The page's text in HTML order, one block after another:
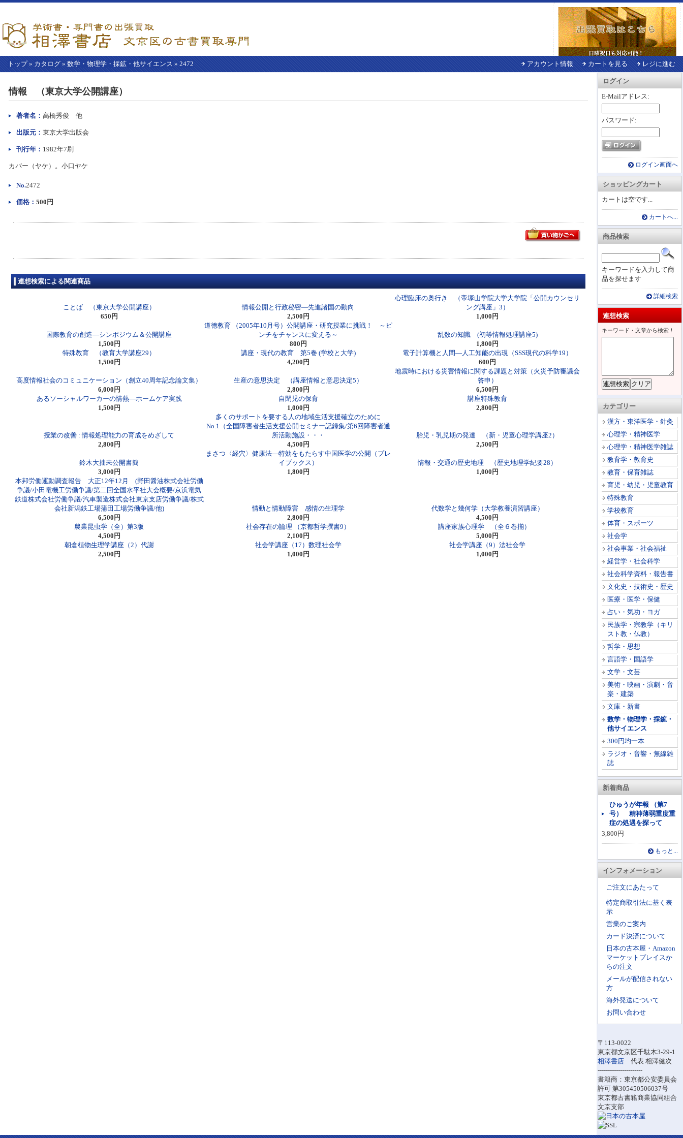
トップ» カタログ » 数学・物理学・採鉱・他サイエンス » 2472 アカウント情報 カートを見る レジに進む
ログイン
E-Mailアドレス:
パスワード:
ログイン画面へ
ショッピングカート
カートは空です...
カートへ...
商品検索
キーワードを入力して商
品を探せます
詳細検索
連想検索
キーワード・文章から検索！
カテゴリー
漢方・東洋医学・針灸
心理学・精神医学
心理学・精神医学雑誌
教育学・教育史
教育・保育雑誌
育児・幼児・児童教育
特殊教育
学校教育
体育・スポーツ
社会学
社会事業・社会福祉
経営学・社会科学
社会科学資料・報告書
文化史・技術史・歴史
医療・医学・保健
占い・気功・ヨガ
民族学・宗教学（キリ
スト教・仏教）
哲学・思想
言語学・国語学
文学・文芸
美術・映画・演劇・音
楽・建築
文庫・新書
数学・物理学・採鉱・
他サイエンス
300円均一本
ラジオ・音響・無線雑
誌
新着商品
ひゅうが年報 （第7
号） 精神薄弱重度重
症の処遇を探って
3,800円
もっと...
インフォメーション
ご注文にあたって
特定商取引法に基く表
示
営業のご案内
カード決済について
日本の古本屋・Amazon
マーケットプレイスか
らの注文
メールが配信されない
方
海外発送について
お問い合わせ
〒113-0022
東京都文京区千駄木3-29-1
相澤書店 代表 相澤健次
----------------------
書籍商：東京都公安委員会
許可 第305450506037号
東京都古書籍商業協同組合
文京支部
本
情報 （東京大学公開講座）
著者名： 高橋秀俊 他
出版元： 東京大学出版会
刊行年： 1982年7刷
カバー（ヤケ）。小口ヤケ
No.2472
価格： 500円
連想検索による関連商品
ことば （東京大学公開講座）
650円
情報公開と行政秘密―先進諸国の動向
2,500円
心理臨床の奥行き （帝塚山学院大学大学院「公開カウンセリ
ング講座」3）
1,000円
国際教育の創造―シンポジウム＆公開講座
1,500円
道徳教育 （2005年10月号）公開講座・研究授業に挑戦！ ～ピ
ンチをチャンスに変える～
800円
乱数の知識 (初等情報処理講座5)
1,800円
特殊教育 （教育大学講座29）
1,500円
講座・現代の教育 第5巻 (学校と大学)
4,200円
電子計算機と人間―人工知能の出現（SSS現代の科学19）
600円
高度情報社会のコミュニケーション（創立40周年記念論文集）
6,000円
生産の意思決定 （講座情報と意思決定5）
2,800円
地震時における災害情報に関する課題と対策（火災予防審議会
答申）
6,500円
あるソーシャルワーカーの情熱―ホームケア実践
1,500円
自閉児の保育
1,000円
講座特殊教育
2,800円
授業の改善 : 情報処理能力の育成をめざして
2,800円
多くのサポートを要する人の地域生活支援確立のために
No.1（全国障害者生活支援公開セミナー記録集/第6回障害者通
所活動施設・・・
4,500円
胎児・乳児期の発達 （新・児童心理学講座2）
2,500円
鈴木大拙未公開書簡
3,000円
まさつ〈経穴〉健康法―特効をもたらす中国医学の公開（プレ
イブックス）
1,800円
情報・交通の歴史地理 （歴史地理学紀要28）
1,000円
本邦労働運動調査報告 大正12年12月 (野田醤油株式会社労働
争議/小田電機工労働争議/第二回全国水平社大会概要/京浜電気
鉄道株式会社労働争議/汽車製造株式会社東京支店労働争議/株式
会社新潟鉄工場蒲田工場労働争議/他)
6,500円
情動と情動障害 感情の生理学
2,800円
代数学と幾何学（大学教養演習講座）
4,500円
農業昆虫学（全）第3版
4,500円
社会存在の論理 （京都哲学撰書9）
2,100円
講座家族心理学 （全６巻揃）
5,000円
朝倉植物生理学講座（2）代謝
2,500円
社会学講座（17）数理社会学
1,000円
社会学講座（9）法社会学
1,000円